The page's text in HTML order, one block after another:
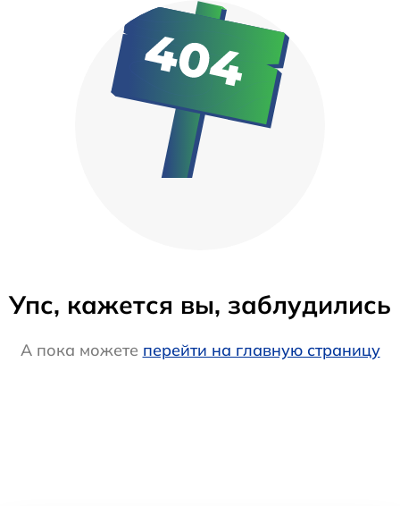
Упс, кажется вы, заблудились
А пока можете перейти на главную страницу